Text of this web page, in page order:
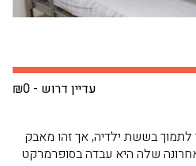
עדיין דרוש - ₪0
בששת ילדיה, אך זהו מאבק
שלה היא עבדה בסופרמרקט